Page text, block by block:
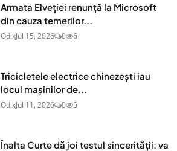
Armata Elveției renunță la Microsoft
din cauza temerilor...
OdixJul 15, 2026 0 6
Tricicletele electrice chinezești iau
locul mașinilor de...
OdixJul 11, 2026 0 5
Înalta Curte dă joi testul sincerității: va